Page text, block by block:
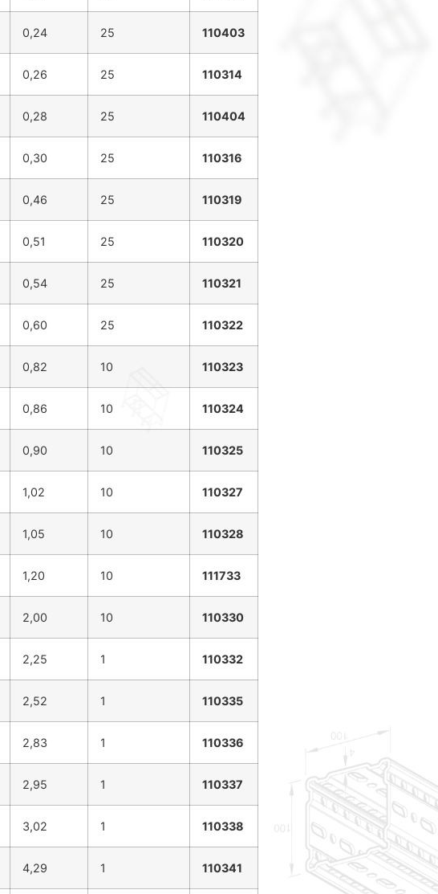
0,24 25 110403
0,26 25 110314
0,28 25 110404
0,30 25 110316
0,46 25 110319
0,51 25 110320
0,54 25 110321
0,60 25 110322
0,82 10 110323
0,86 10 110324
0,90 10 110325
1,02 10 110327
1,05 10 110328
1,20 10 111733
2,00 10 110330
2,25 1 110332
2,52 1 110335
2,83 1 110336
2,95 1 110337
3,02 1 110338
4,29 1 110341